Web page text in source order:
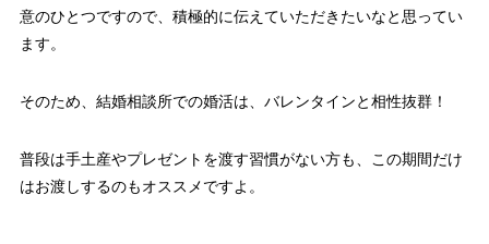
意のひとつですので、積極的に伝えていただきたいなと思ってい
ます。
そのため、結婚相談所での婚活は、バレンタインと相性抜群！
普段は手土産やプレゼントを渡す習慣がない方も、この期間だけ
はお渡しするのもオススメですよ。